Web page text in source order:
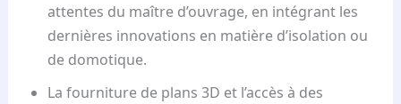
attentes du maître d’ouvrage, en intégrant les
dernières innovations en matière d’isolation ou
de domotique.
La fourniture de plans 3D et l’accès à des